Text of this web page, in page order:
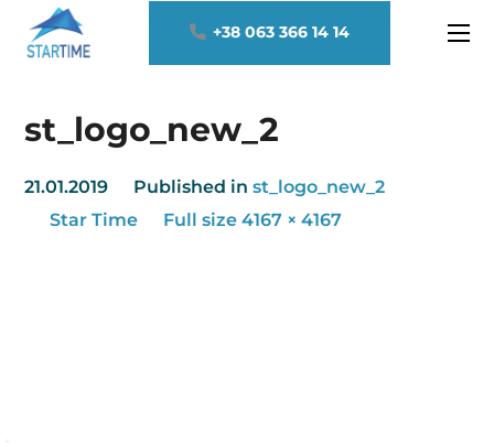
+38 063 366 14 14
st_logo_new_2
21.01.2019 Published inst_logo_new_2
Star Time
Full size 4167 × 4167